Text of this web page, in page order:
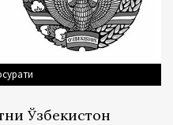
Ўзбекистон